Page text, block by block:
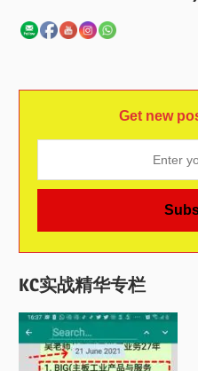
Get new
KC实战精华专栏